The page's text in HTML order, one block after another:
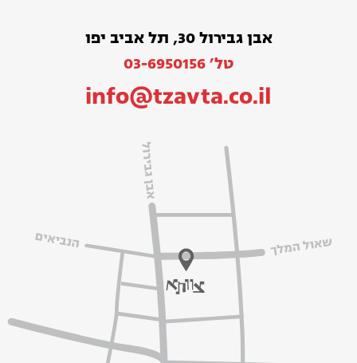
אבן גבירול 30, תל אביב יפו
טל׳ 03-6950156
info@tzavta.co.il